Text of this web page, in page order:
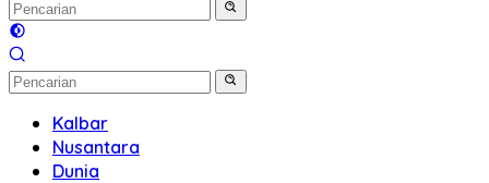
Kalbar
Nusantara
Dunia